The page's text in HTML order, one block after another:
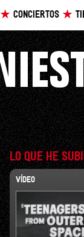
CONCIERTOS
LO QUE HE
VÍDEO